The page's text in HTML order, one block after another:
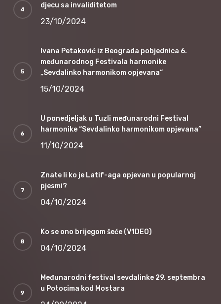
djecu sa invaliditetom
23/10/2024
Ivana Petaković iz Beograda pobjednica 6.
međunarodnog Festivala harmonike
„Sevdalinko harmonikom opjevana“
15/10/2024
U ponedjeljak u Tuzli međunarodni Festival
harmonike “Sevdalinko harmonikom opjevana”
11/10/2024
Znate li ko je Latif-aga opjevan u popularnoj
pjesmi?
04/10/2024
Ko se ono brijegom šeće (V1DEO)
04/10/2024
Međunarodni festival sevdalinke 29. septembra
u Potocima kod Mostara